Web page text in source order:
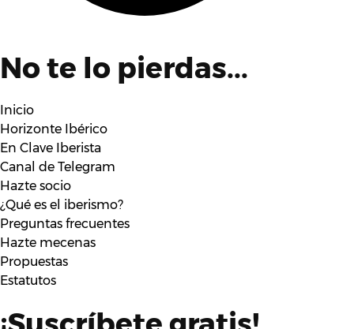
No te lo pierdas...
Inicio
Horizonte Ibérico
En Clave Iberista
Canal de Telegram
Hazte socio
¿Qué es el iberismo?
Preguntas frecuentes
Hazte mecenas
Propuestas
Estatutos